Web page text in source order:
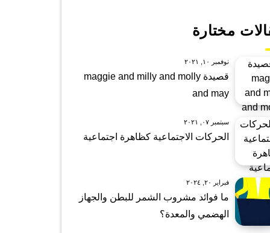
مختارة
نوفمبر ١٠, ٢٠٢١
قصيدة maggie and milly and molly
and may
سبتمبر ٠٧, ٢٠٢١
الحركات الاجتماعية كظاهرة اجتماعية
فبراير ٢٠, ٢٠٢٤
ما فوائد مشروب الشمر للبطن والجهاز
الهضمي والمعدة؟